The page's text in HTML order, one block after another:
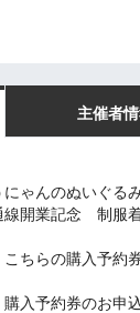
主催者
ゃんのぬいぐる
線開業記念 制服
ちらの購入予約
入予約券のお申